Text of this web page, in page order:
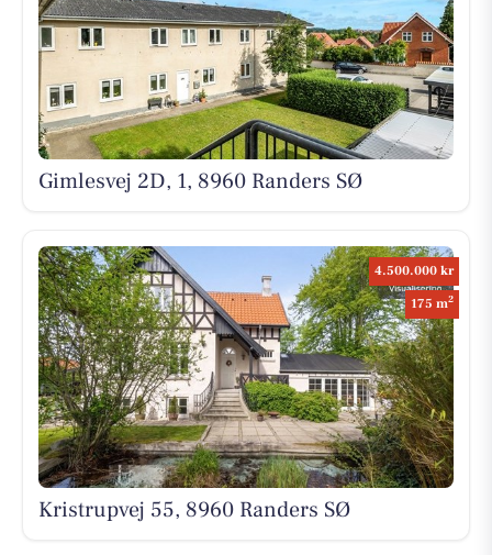
Gimlesvej 2D, 1, 8960 Randers SØ
4.500.000 kr
175 m2
Kristrupvej 55, 8960 Randers SØ